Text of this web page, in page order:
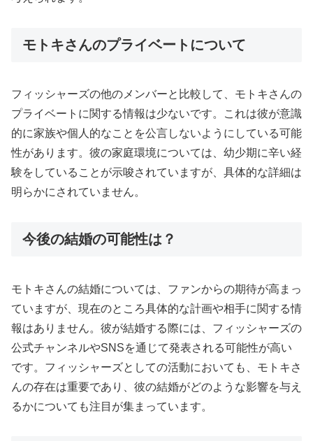
モトキさんのプライベートについて
フィッシャーズの他のメンバーと比較して、モトキさんの
プライベートに関する情報は少ないです。これは彼が意識
的に家族や個人的なことを公言しないようにしている可能
性があります。彼の家庭環境については、幼少期に辛い経
験をしていることが示唆されていますが、具体的な詳細は
明らかにされていません。
今後の結婚の可能性は？
モトキさんの結婚については、ファンからの期待が高まっ
ていますが、現在のところ具体的な計画や相手に関する情
報はありません。彼が結婚する際には、フィッシャーズの
公式チャンネルやSNSを通じて発表される可能性が高い
です。フィッシャーズとしての活動においても、モトキさ
んの存在は重要であり、彼の結婚がどのような影響を与え
るかについても注目が集まっています。